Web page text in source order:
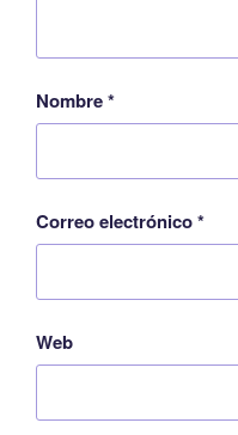
Nombre*
Correo electrónico*
Web